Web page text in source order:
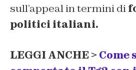
sull’appeal in termini di
politici italiani.
LEGGI ANCHE > Come